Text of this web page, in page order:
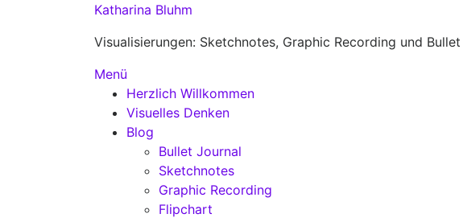
Katharina Bluhm
Visualisierungen: Sketchnotes, Graphic Recording und
Menü
Herzlich Willkommen
Visuelles Denken
Blog
Bullet Journal
Sketchnotes
Graphic Recording
Flipchart